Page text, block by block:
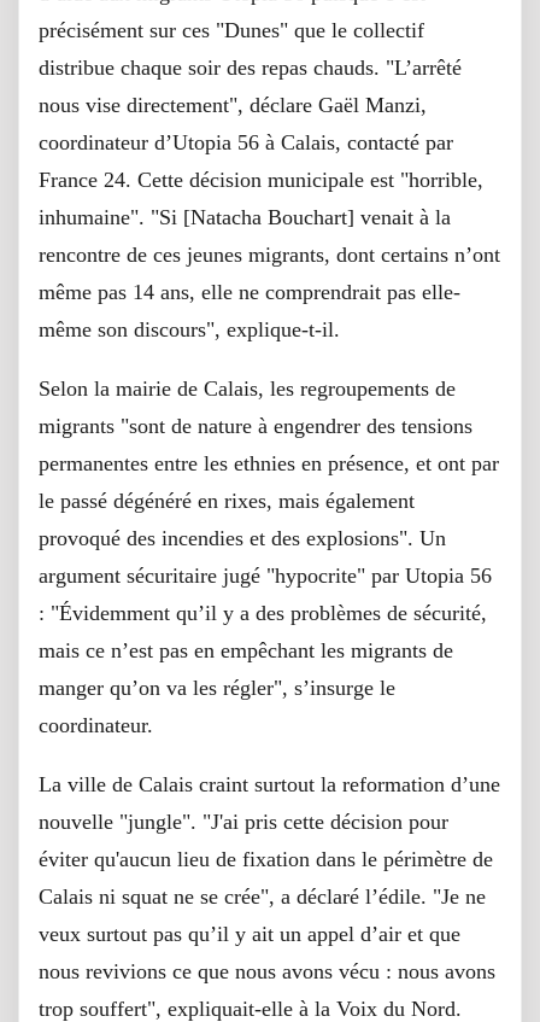
précisément sur ces "Dunes" que le collectif
distribue chaque soir des repas chauds. "L’arrêté
nous vise directement", déclare Gaël Manzi,
coordinateur d’Utopia 56 à Calais, contacté par
France 24. Cette décision municipale est "horrible,
inhumaine". "Si [Natacha Bouchart] venait à la
rencontre de ces jeunes migrants, dont certains n’ont
même pas 14 ans, elle ne comprendrait pas elle-
même son discours", explique-t-il.
Selon la mairie de Calais, les regroupements de
migrants "sont de nature à engendrer des tensions
permanentes entre les ethnies en présence, et ont par
le passé dégénéré en rixes, mais également
provoqué des incendies et des explosions". Un
argument sécuritaire jugé "hypocrite" par Utopia 56
: "Évidemment qu’il y a des problèmes de sécurité,
mais ce n’est pas en empêchant les migrants de
manger qu’on va les régler", s’insurge le
coordinateur.
La ville de Calais craint surtout la reformation d’une
nouvelle "jungle". "J'ai pris cette décision pour
éviter qu'aucun lieu de fixation dans le périmètre de
Calais ni squat ne se crée", a déclaré l’édile. "Je ne
veux surtout pas qu’il y ait un appel d’air et que
nous revivions ce que nous avons vécu : nous avons
trop souffert", expliquait-elle à la Voix du Nord.